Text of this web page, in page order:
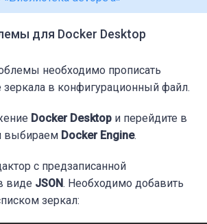
для Docker Desktop
необходимо прописать
в конфигурационный файл.
Docker Desktop и перейдите в
выбираем Docker Engine.
с предзаписанной
виде JSON. Необходимо добавить
зеркал: